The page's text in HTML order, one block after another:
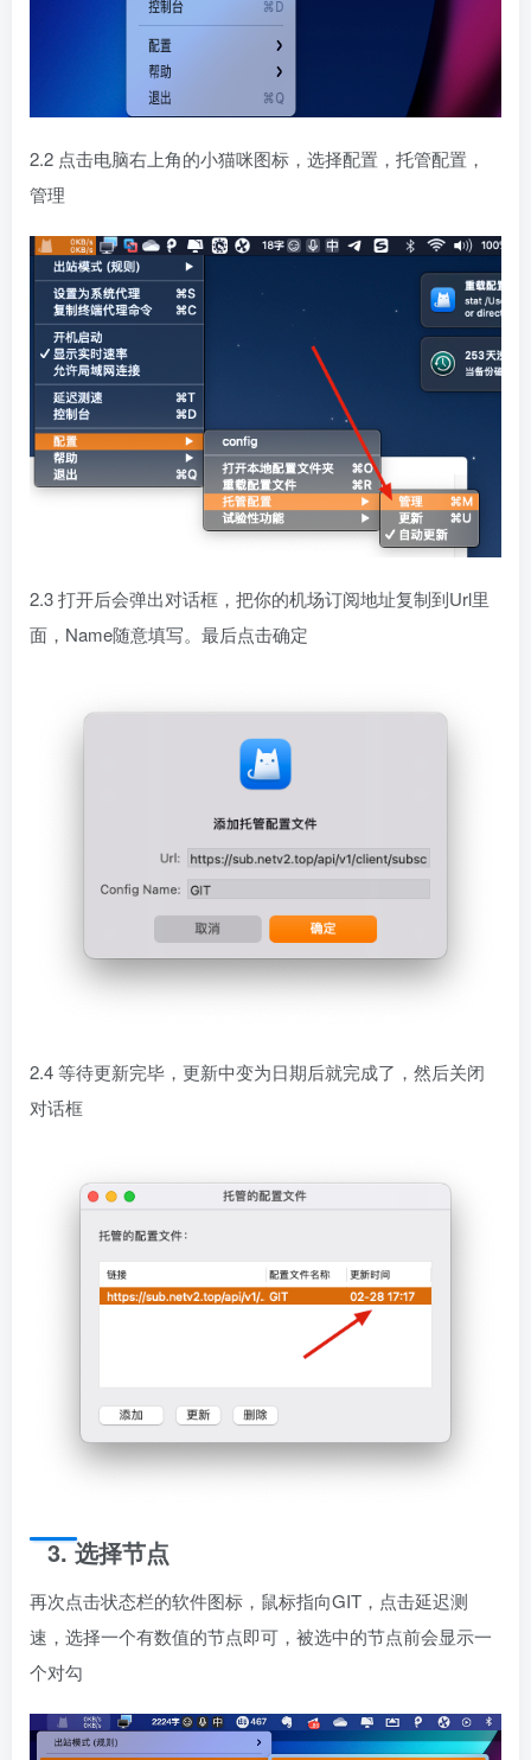
2.2 点击电脑右上角的小猫咪图标，选择配置，托管配置，
管理
2.3 打开后会弹出对话框，把你的机场订阅地址复制到Url里
面，Name随意填写。最后点击确定
2.4 等待更新完毕，更新中变为日期后就完成了，然后关闭
对话框
3. 选择节点
再次点击状态栏的软件图标，鼠标指向GIT，点击延迟测
速，选择一个有数值的节点即可，被选中的节点前会显示一
个对勾